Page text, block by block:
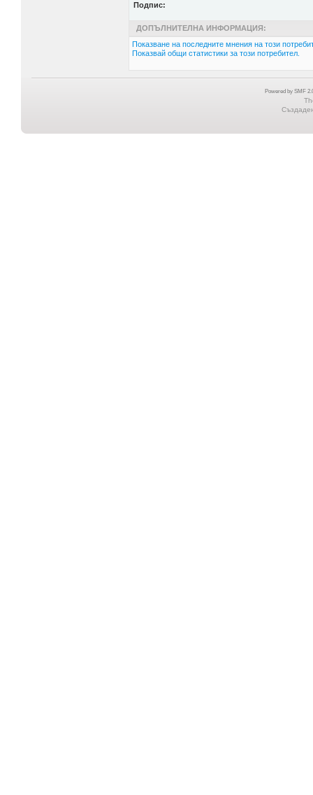
Подпис:
ДОПЪЛНИТЕЛНА ИНФОРМАЦИЯ:
Показване на последните мнения на този
Показвай общи статистики за този потребител.
Powered by SMF